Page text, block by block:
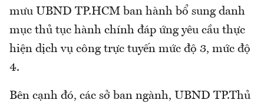
mưu UBND TP.HCM ban hành bổ sung danh
mục thủ tục hành chính đáp ứng yêu cầu thực
hiện dịch vụ công trực tuyến mức độ 3, mức độ
4.
Bên cạnh đó, các sở ban ngành, UBND TP.Thủ